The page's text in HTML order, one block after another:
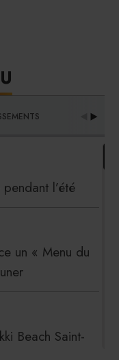
l’été
un « Menu du
Beach Saint-